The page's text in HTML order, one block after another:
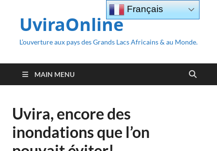
UviraOnline
L’ouverture aux pays des Grands Lacs Africains & au Monde.
MAIN MENU
Uvira, encore des
inondations que l’on
Français